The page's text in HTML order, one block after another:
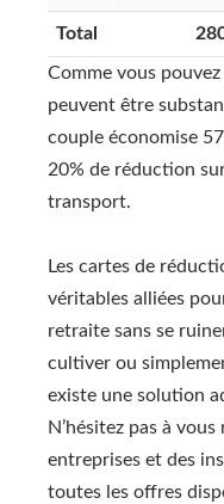
Total
Comme vous
peuvent être
couple économise
20% de réduction
transport.
Les cartes de
véritables alliées
retraite sans se
cultiver ou
existe une solution
N’hésitez pas à
entreprises et des
toutes les offres